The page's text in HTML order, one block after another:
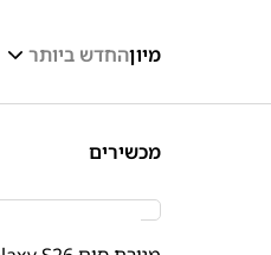
מיוןהחדש ביותר
מכשירים